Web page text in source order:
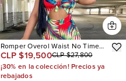
Romper Overol Waist No Time
Tropical
CLP $19,500CLP $27,800
¡30% en la colección! Precios ya
rebajados